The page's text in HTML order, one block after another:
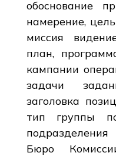
обоснование
намерение,
миссия
план,
кампании
задачи
заголовка
тип группы
Бюро